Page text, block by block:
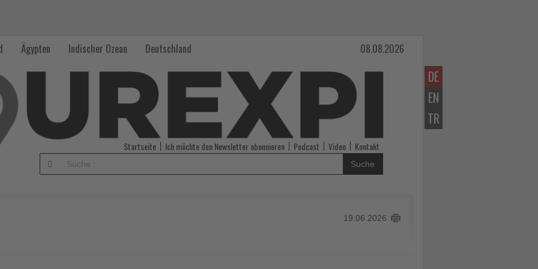
DE
EN
TR
Ägypten Indischer Ozean Deutschland 08.08.2026
Startseite Ich möchte den Newsletter abonnieren Podcast Video Kontakt
Suche
19.06.2026